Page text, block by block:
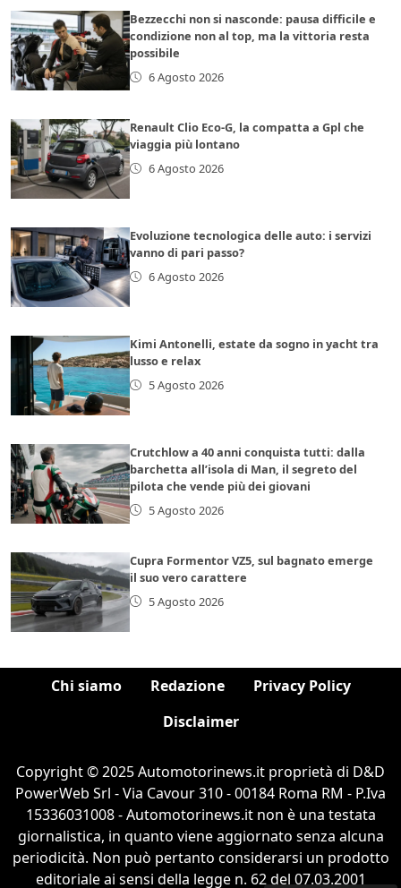
Bezzecchi non si nasconde: pausa difficile e
condizione non al top, ma la vittoria resta
possibile
6 Agosto 2026
Renault Clio Eco-G, la compatta a Gpl che
viaggia più lontano
6 Agosto 2026
Evoluzione tecnologica delle auto: i servizi
vanno di pari passo?
6 Agosto 2026
Kimi Antonelli, estate da sogno in yacht tra
lusso e relax
5 Agosto 2026
Crutchlow a 40 anni conquista tutti: dalla
barchetta all’isola di Man, il segreto del
pilota che vende più dei giovani
5 Agosto 2026
Cupra Formentor VZ5, sul bagnato emerge
il suo vero carattere
5 Agosto 2026
Chi siamo Redazione
Privacy Policy
Disclaimer
Copyright © 2025 Automotorinews.it proprietà di D&D
PowerWeb Srl - Via Cavour 310 - 00184 Roma RM - P.Iva
15336031008 - Automotorinews.it non è una testata
giornalistica, in quanto viene aggiornato senza alcuna
periodicità. Non può pertanto considerarsi un prodotto
editoriale ai sensi della legge n. 62 del 07.03.2001